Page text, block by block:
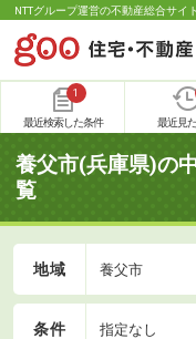
NTTグループ運営の不動産総合サイ
1
最近検索した条件 最近見
養父市(兵庫県)の
覧
地域 養父市
条件 指定なし